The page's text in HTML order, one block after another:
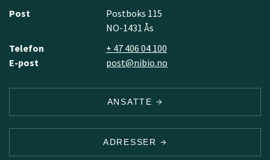
Post
Postboks 115
NO-1431 Ås
Telefon
+ 47 406 04 100
E-post
post@nibio.no
ANSATTE
ADRESSER